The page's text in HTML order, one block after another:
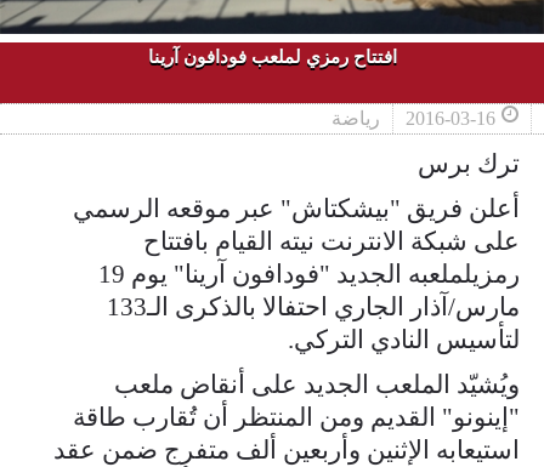
افتتاح رمزي لملعب فودافون آرينا
2016-03-16 رياضة
ترك برس
أعلن فريق "بيشكتاش" عبر موقعه الرسمي
على شبكة الانترنت نيته القيام بافتتاح
رمزيلملعبه الجديد "فودافون آرينا" يوم 19
مارس/آذار الجاري احتفالا بالذكرى الـ133
لتأسيس النادي التركي.
ويُشيّد الملعب الجديد على أنقاض ملعب
"إينونو" القديم ومن المنتظر أن تُقارب طاقة
استيعابه الإثنين وأربعين ألف متفرج ضمن عقد